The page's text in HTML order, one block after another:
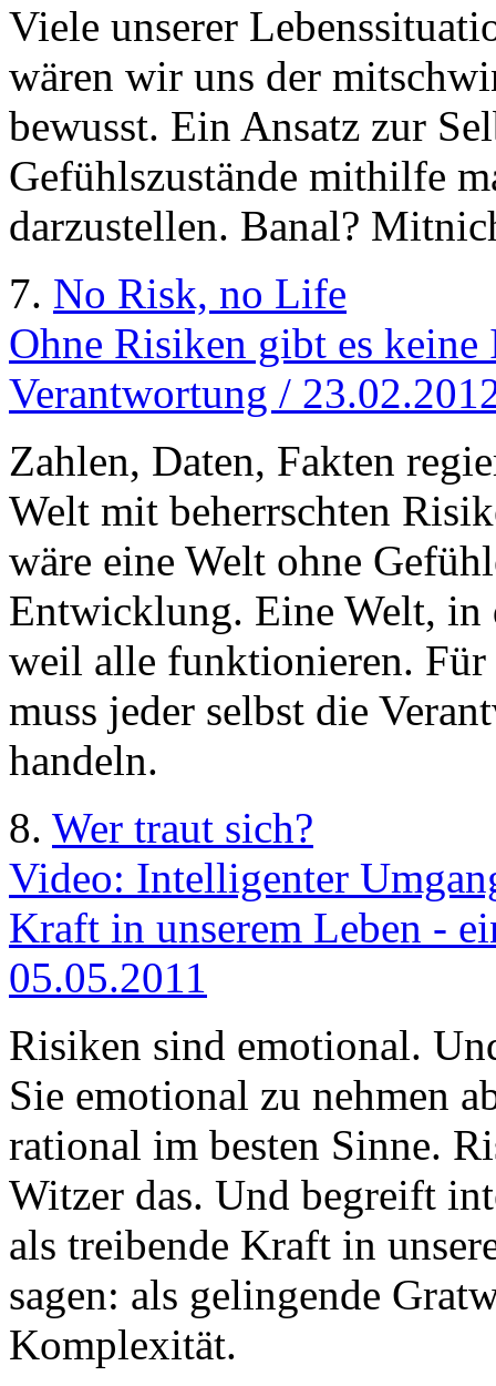
Viele unserer
wären wir uns der
bewusst. Ein Ansatz zur
Gefühlszustände mithilfe
darzustellen. Banal?
7. No Risk, no Life
Ohne Risiken gibt es
Verantwortung /
Zahlen, Daten, Fakten
Welt mit beherrschten
wäre eine Welt ohne
Entwicklung. Eine Welt, in
weil alle funktionieren.
muss jeder selbst die
handeln.
8. Wer traut sich?
Video: Intelligenter
Kraft in unserem Leben -
05.05.2011
Risiken sind emotional.
Sie emotional zu nehmen
rational im besten Sinne.
Witzer das. Und begreift
als treibende Kraft in
sagen: als gelingende
Komplexität.